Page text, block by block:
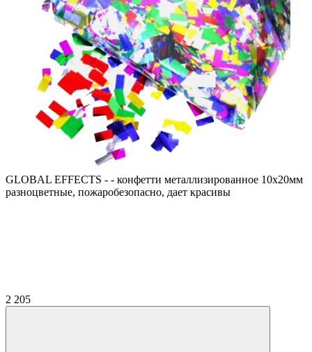
GLOBAL EFFECTS - - конфетти металлизированное 10х20мм
разноцветные, пожаробезопасно, дает красивы
2 205